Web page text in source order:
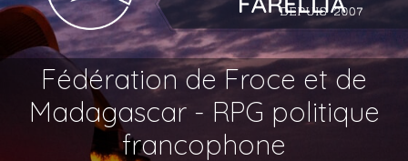
Fédération de Froce et de
Madagascar - RPG politique
francophone